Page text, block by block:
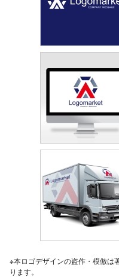
※本ロゴデザインの盗作・模倣は
ります。